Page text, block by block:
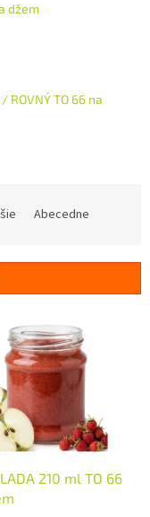
džem
ROVNÝ TO 66 na
Abecedne
210 ml TO 66